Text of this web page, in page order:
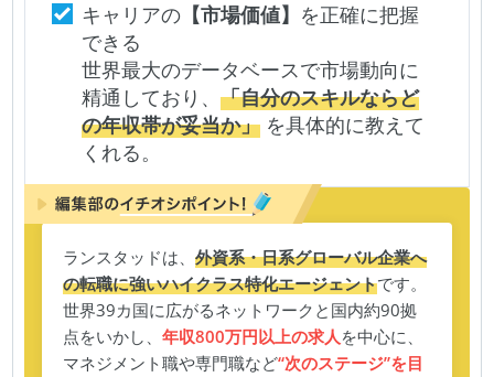
キャリアの 【市場価値】 を正確に把握
できる
世界最大のデータベースで市場動向に
精通しており、「自分のスキルならど
の年収帯が妥当か」 を具体的に教えて
くれる。
ランスタッドは、外資系・日系グローバル企業へ
の転職に強いハイクラス特化エージェントです。
世界39カ国に広がるネットワークと国内約90拠
点をいかし、年収800万円以上の求人を中心に、
マネジメント職や専門職など“次のステージ”を目